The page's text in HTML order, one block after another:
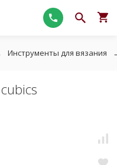
Инструменты для вязания